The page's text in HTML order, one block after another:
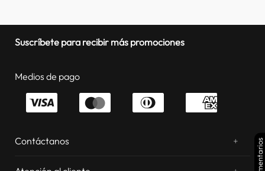
Suscríbete para recibir más promociones
Medios de pago
Contáctanos + Comentarios